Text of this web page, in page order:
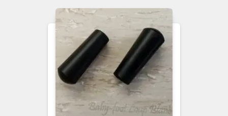
à
45,00 €